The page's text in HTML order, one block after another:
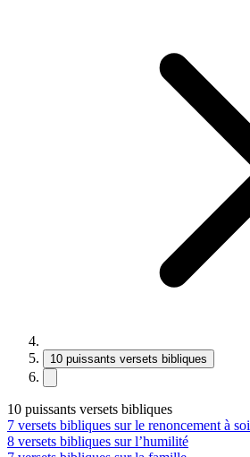
10 puissants versets bibliques
10 puissants versets bibliques
7 versets bibliques sur le renoncement à soi
8 versets bibliques sur l’humilité